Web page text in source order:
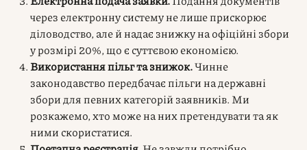
через електронну систему не лише прискорює
діловодство, але й надає знижку на офіційні збори
у розмірі 20%, що є суттєвою економією.
Використання пільг та знижок.Чинне
законодавство передбачає пільги на державні
збори для певних категорій заявників. Ми
розкажемо, хто може на них претендувати та як
ними скористатися.